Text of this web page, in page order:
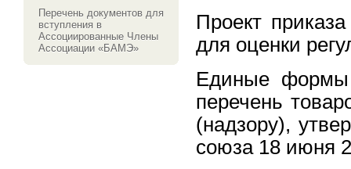
Перечень документов для
вступления в
Ассоциированные Члены
Ассоциации «БАМЭ»
Проект
для оценки
Единые формы
перечень
(надзору),
союза 18 июня